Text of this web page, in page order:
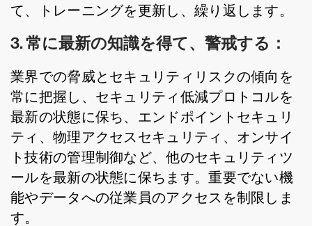
て、トレーニングを更新し、繰り返します。
3. 常に最新の知識を得て、警戒する：
業界での脅威とセキュリティリスクの傾向を
常に把握し、セキュリティ低減プロトコルを
最新の状態に保ち、エンドポイントセキュリ
ティ、物理アクセスセキュリティ、オンサイ
ト技術の管理制御など、他のセキュリティツ
ールを最新の状態に保ちます。重要でない機
能やデータへの従業員のアクセスを制限しま
す。